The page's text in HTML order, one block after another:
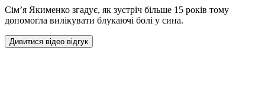
Сім’я Якименко згадує, як зустріч більше 15 років тому
допомогла вилікувати блукаючі болі у сина.
Дивитися відео відгук